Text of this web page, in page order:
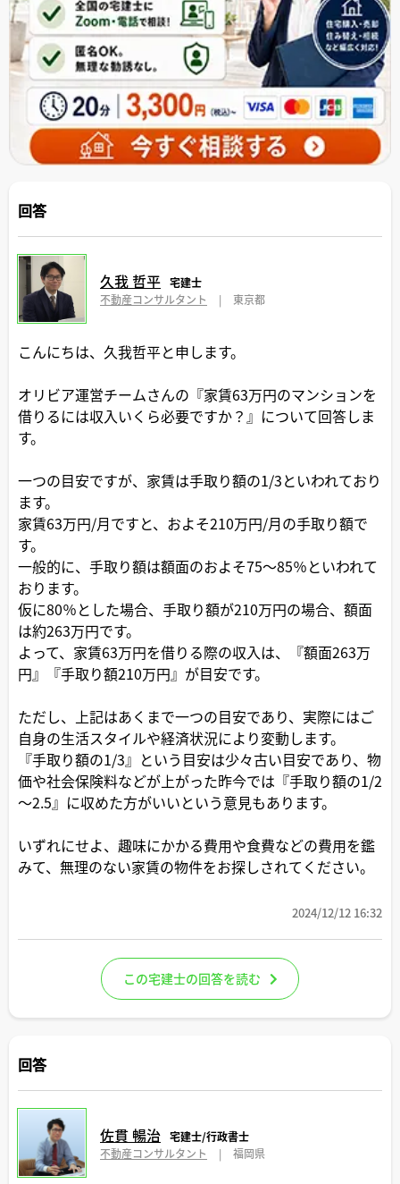
回答
久我 哲平 宅建士
不動産コンサルタント
| 東京都
こんにちは、久我哲平と申します。
オリビア運営チームさんの『家賃63万円のマンションを
借りるには収入いくら必要ですか？』について回答しま
す。
一つの目安ですが、家賃は手取り額の1/3といわれており
ます。
家賃63万円/月ですと、およそ210万円/月の手取り額で
す。
一般的に、手取り額は額面のおよそ75～85％といわれて
おります。
仮に80％とした場合、手取り額が210万円の場合、額面
は約263万円です。
よって、家賃63万円を借りる際の収入は、『額面263万
円』『手取り額210万円』が目安です。
ただし、上記はあくまで一つの目安であり、実際にはご
自身の生活スタイルや経済状況により変動します。
『手取り額の1/3』という目安は少々古い目安であり、物
価や社会保険料などが上がった昨今では『手取り額の1/2
～2.5』に収めた方がいいという意見もあります。
いずれにせよ、趣味にかかる費用や食費などの費用を鑑
みて、無理のない家賃の物件をお探しされてください。
2024/12/12 16:32
この宅建士の回答を読む
回答
佐貫 暢治 宅建士/行政書士
不動産コンサルタント
| 福岡県